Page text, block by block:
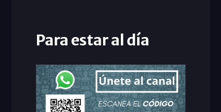
Para estar al día